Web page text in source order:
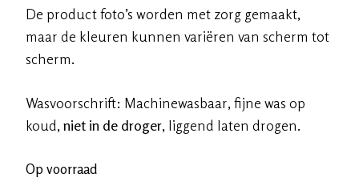
De product foto’s worden met zorg gemaakt,
maar de kleuren kunnen variëren van scherm tot
scherm.
Wasvoorschrift: Machinewasbaar, fijne was op
koud, niet in de droger, liggend laten drogen.
Op voorraad